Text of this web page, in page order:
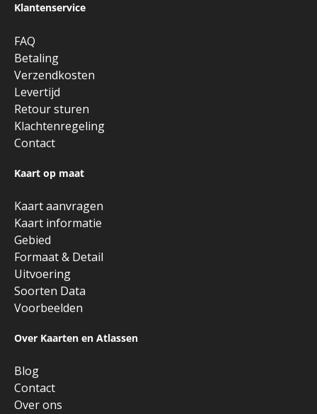
Klantenservice
FAQ
Betaling
Verzendkosten
Levertijd
Retour sturen
Klachtenregeling
Contact
Kaart op maat
Kaart aanvragen
Kaart informatie
Gebied
Formaat & Detail
Uitvoering
Soorten Data
Voorbeelden
Over Kaarten en Atlassen
Blog
Contact
Over ons